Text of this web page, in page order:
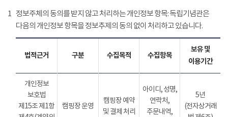
1 정보주체의 동의를 받지 않고 처리하는 개인정보 항목: 독립기념관은
다음의 개인정보 항목을 정보추제의 동의 없이 처리하고 있습니다.
법적근거 구분 수집목적 수집항목
보유 및
이용기간
개인정보
보호법
제15조 제1항
캠핑장 운영
캠핑장 예약
및 결제 처리
아이디, 성명,
연락처,
주문내역,
5년
(전자상거래